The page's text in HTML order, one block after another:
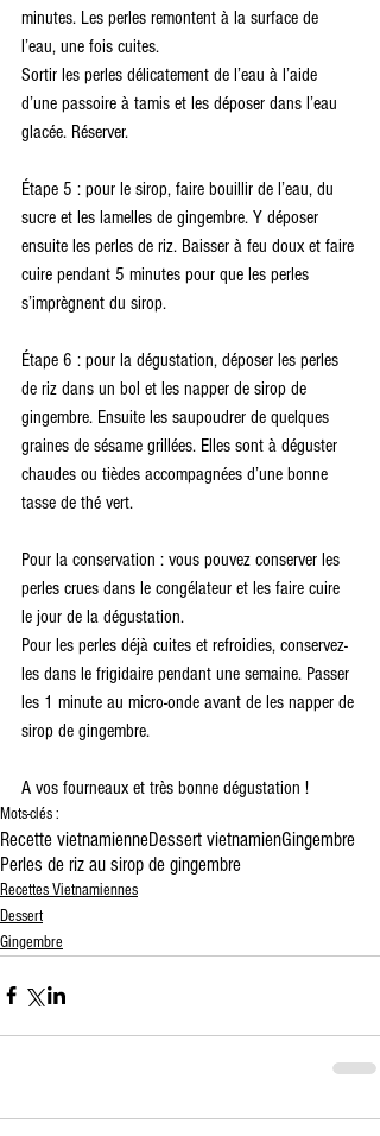
minutes. Les perles remontent à la surface de
l’eau, une fois cuites.
Sortir les perles délicatement de l’eau à l’aide
d’une passoire à tamis et les déposer dans l’eau
glacée. Réserver.
Étape 5 : pour le sirop, faire bouillir de l’eau, du
sucre et les lamelles de gingembre. Y déposer
ensuite les perles de riz. Baisser à feu doux et faire
cuire pendant 5 minutes pour que les perles
s’imprègnent du sirop.
Étape 6 : pour la dégustation, déposer les perles
de riz dans un bol et les napper de sirop de
gingembre. Ensuite les saupoudrer de quelques
graines de sésame grillées. Elles sont à déguster
chaudes ou tièdes accompagnées d’une bonne
tasse de thé vert.
Pour la conservation : vous pouvez conserver les
perles crues dans le congélateur et les faire cuire
le jour de la dégustation.
Pour les perles déjà cuites et refroidies, conservez-
les dans le frigidaire pendant une semaine. Passer
les 1 minute au micro-onde avant de les napper de
sirop de gingembre.
A vos fourneaux et très bonne dégustation !
Mots-clés :
Recette vietnamienneDessert vietnamienGingembre
Perles de riz au sirop de gingembre
Recettes Vietnamiennes
Dessert
Gingembre